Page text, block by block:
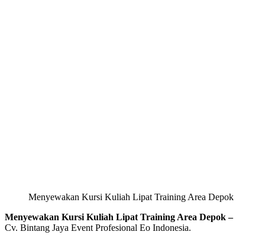
Menyewakan Kursi Kuliah Lipat Training Area Depok
Menyewakan Kursi Kuliah Lipat Training Area Depok –
Cv. Bintang Jaya Event Profesional Eo Indonesia.